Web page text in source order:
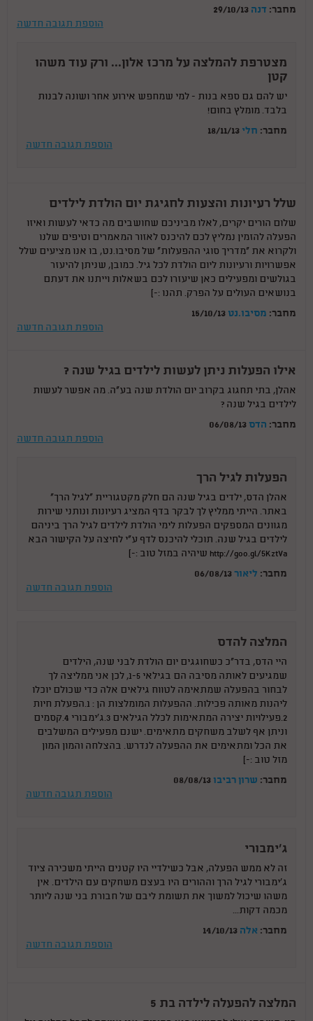
מחבר: דנה
הוספת תגובה חדשה
מצטרפת להמלצה על מרכז אלון... ורק עוד משהו
קטן
יש להם גם ספא בנות - למי שמחפש אירוע אחר ושונה לבנות
בלבד. מומלץ בחום!
מחבר: חלי
הוספת תגובה חדשה
שלל רעיונות והצעות לחגיגת יום הולדת לילדים
שלום הורים יקרים, לאלו מביניכם שחושבים מה כדאי לעשות ואיזו
הפעלה להזמין נמליץ לכם להיכנס לאזור המאמרים וטיפים שלנו
ולקרוא את "מדריך סוגי ההפעלות" של מסיבו.נט, בו אנו מציעים שלל
אפשרויות ורעיונות ליום הולדת לכל גיל. כמובן, שניתן להיעזר
בגולשים ומפעילים כאן שיעזרו לכם בשאלות וייתנו את דעתם
בנושאים העולים על הפרק. תהנו :-)
מחבר: מסיבו.נט
הוספת תגובה חדשה
אילו הפעלות ניתן לעשות לילדים בגיל שנה ?
אהלן, בתי תחגוג בקרוב יום הולדת שנה בע"ה. מה אפשר לעשות
לילדים בגיל שנה ?
מחבר: הדס06/08/13
הוספת תגובה חדשה
הפעלות לגיל הרך
אהלן הדס, ילדים בגיל שנה הם חלק מקטגוריית "לגיל הרך"
באתר. הייתי ממליץ לך לבקר בדף המציג רעיונות ונותני שירות
מגוונים המספקים הפעלות לימי הולדת לילדים לגיל הרך ביניהם
לילדים בגיל שנה. תוכלי להיכנס לדף ע"י לחיצה על הקישור הבא
http://goo.gl/5KztVa שיהיה במזל טוב :-)
מחבר: ליאור06/08/13
הוספת תגובה חדשה
המלצה להדס
היי הדס, בדר"כ כשחוגגים יום הולדת לבני שנה, הילדים
שמגיעים לאותה מסיבה הם בגילאי 1-5, לכן אני ממליצה לך
לבחור בהפעלה שמתאימה לטווח גילאים אלה כדי שכולם יוכלו
ליהנות מאותה פכילות. ההפעלות המומלצות הן : 1.הפעלת חיות
2.פעילויות יצירה המתאימות לכלל הגילאים 3.ג'ימבורי 4.קסמים
וניתן אף לשלב משחקים מתאימים. ישנם מפעילים המשלבים
את הכל ומתאימים את ההפעלה לנדרש. בהצלחה והמון המון
מזל טוב :-)
מחבר: שרון רביבו
הוספת תגובה חדשה
ג'ימבורי
זה לא ממש הפעלה, אבל כשילדיי היו קטנים הייתי משכירה ציוד
ג'ימבורי לגיל הרך וההורים היו בעצם משחקים עם הילדים. אין
משהו שיכול למשוך את תשומת ליבם של חבורת בני שנה ליותר
מכמה דקות...
מחבר: אלה
הוספת תגובה חדשה
המלצה להפעלה לילדה בת 5